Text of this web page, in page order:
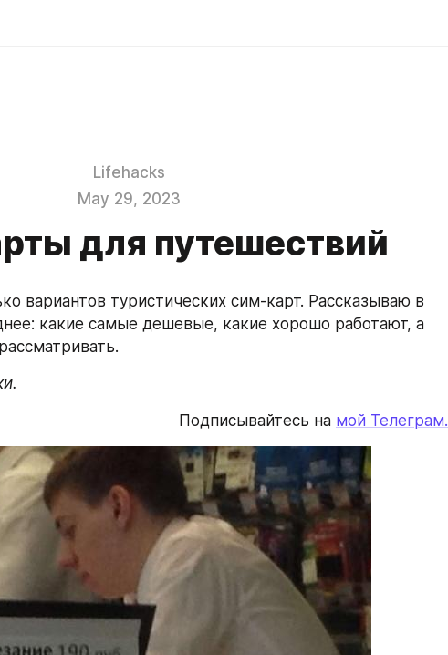
Lifehacks
May 29, 2023
для путешествий
вариантов туристических сим-карт. Рассказываю в
какие самые дешевые, какие хорошо работают, а
Подписывайтесь на мой Телеграм.